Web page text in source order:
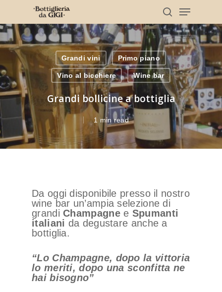
main
content
search
Menu
Grandi vini Primo piano
Vino al bicchiere Wine bar
Grandi bollicine a bottiglia
1 min read
Da oggi disponibile presso il nostro
wine bar un’ampia selezione di
grandi Champagnee Spumanti
italiani da degustare anche a
bottiglia.
“Lo Champagne, dopo la vittoria
lo meriti, dopo una sconfitta ne
hai bisogno”
Close
Menu